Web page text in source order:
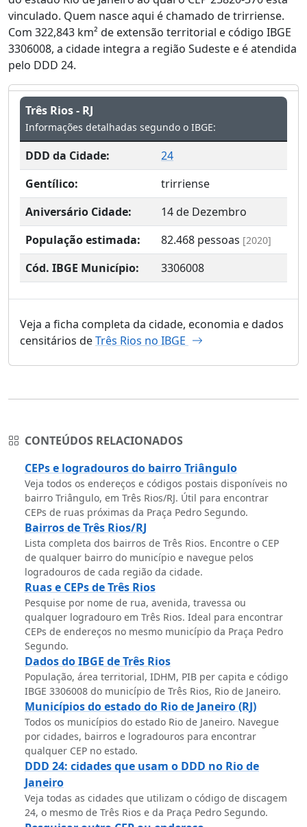
vinculado. Quem nasce aqui é chamado de trirriense.
Com 322,843 km² de extensão territorial e código IBGE
3306008, a cidade integra a região Sudeste e é atendida
pelo DDD 24.
Três Rios - RJ
Informações detalhadas segundo o IBGE:
DDD da Cidade:
24
Gentílico:
trirriense
Aniversário Cidade:
14 de Dezembro
População estimada:
82.468 pessoas [2020]
Cód. IBGE Município: 3306008
Veja a ficha completa da cidade, economia e dados
censitários deTrês Rios no IBGE
CONTEÚDOS RELACIONADOS
CEPs e logradouros do bairro Triângulo
Veja todos os endereços e códigos postais disponíveis no
bairro Triângulo, em Três Rios/RJ. Útil para encontrar
CEPs de ruas próximas da Praça Pedro Segundo.
Bairros de Três Rios/RJ
Lista completa dos bairros de Três Rios. Encontre o CEP
de qualquer bairro do município e navegue pelos
logradouros de cada região da cidade.
Ruas e CEPs de Três Rios
Pesquise por nome de rua, avenida, travessa ou
qualquer logradouro em Três Rios. Ideal para encontrar
CEPs de endereços no mesmo município da Praça Pedro
Segundo.
Dados do IBGE de Três Rios
População, área territorial, IDHM, PIB per capita e código
IBGE 3306008 do município de Três Rios, Rio de Janeiro.
Municípios do estado do Rio de Janeiro (RJ)
Todos os municípios do estado Rio de Janeiro. Navegue
por cidades, bairros e logradouros para encontrar
qualquer CEP no estado.
DDD 24: cidades que usam o DDD no Rio de
Janeiro
Veja todas as cidades que utilizam o código de discagem
24, o mesmo de Três Rios e da Praça Pedro Segundo.